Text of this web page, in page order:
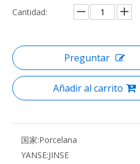
Cantidad:
Preguntar
Añadir al carrito
国家:Porcelana
YANSE:JINSE